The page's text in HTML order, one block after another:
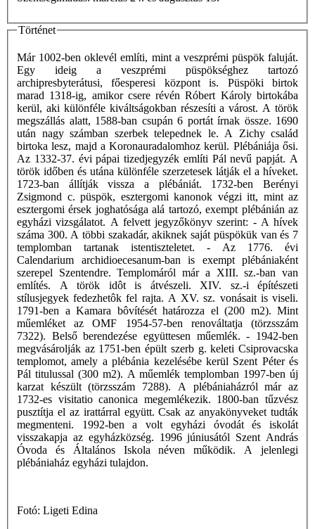
Történet
Már 1002-ben oklevél említi, mint a veszprémi püspök faluját.
Egy ideig a veszprémi püspökséghez tartozó
archipresbyterátusi, főesperesi központ is. Püspöki birtok
marad 1318-ig, amikor csere révén Róbert Károly birtokába
kerül, aki különféle kiváltságokban részesíti a várost. A török
megszállás alatt, 1588-ban csupán 6 portát írnak össze. 1690
után nagy számban szerbek telepednek le. A Zichy család
birtoka lesz, majd a Koronauradalomhoz kerül. Plébániája ősi.
Az 1332-37. évi pápai tizedjegyzék említi Pál nevű papját. A
török időben és utána különféle szerzetesek látják el a híveket.
1723-ban állítják vissza a plébániát. 1732-ben Berényi
Zsigmond c. püspök, esztergomi kanonok végzi itt, mint az
esztergomi érsek joghatósága alá tartozó, exempt plébánián az
egyházi vizsgálatot. A felvett jegyzőkönyv szerint: - A hívek
száma 300. A többi szakadár, akiknek saját püspökük van és 7
templomban tartanak istentiszteletet. - Az 1776. évi
Calendarium archidioecesanum-ban is exempt plébániaként
szerepel Szentendre. Templomáról már a XIII. sz.-ban van
említés. A török idôt is átvészeli. XIV. sz.-i építészeti
stílusjegyek fedezhetôk fel rajta. A XV. sz. vonásait is viseli.
1791-ben a Kamara bôvítését határozza el (200 m2). Mint
műemléket az OMF 1954-57-ben renováltatja (törzsszám
7322). Belső berendezése együttesen műemlék. - 1942-ben
megvásárolják az 1751-ben épült szerb g. keleti Csiprovacska
templomot, amely a plébánia kezelésébe kerül Szent Péter és
Pál titulussal (300 m2). A műemlék templomban 1997-ben új
karzat készült (törzsszám 7288). A plébániaházról már az
1732-es visitatio canonica megemlékezik. 1800-ban tűzvész
pusztítja el az irattárral együtt. Csak az anyakönyveket tudták
megmenteni. 1992-ben a volt egyházi óvodát és iskolát
visszakapja az egyházközség. 1996 júniusától Szent András
Óvoda és Általános Iskola néven működik. A jelenlegi
plébániaház egyházi tulajdon.
Fotó: Ligeti Edina